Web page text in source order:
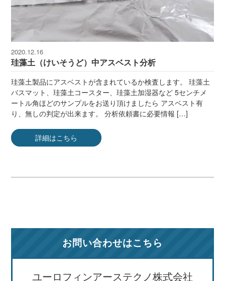
2020.12.16
珪藻土（けいそうど）中アスベスト分析
珪藻土製品にアスベストが含まれているか検査します。 珪藻土
バスマット、珪藻土コースター、珪藻土加湿器など 5センチメ
ートル角ほどのサンプルをお送り頂けましたら アスベスト有
り、無しの判定が出来ます。 分析依頼書に必要情報 […]
詳細はこちら
お問い合わせはこちら
ユーロフィンアーステクノ株式会社